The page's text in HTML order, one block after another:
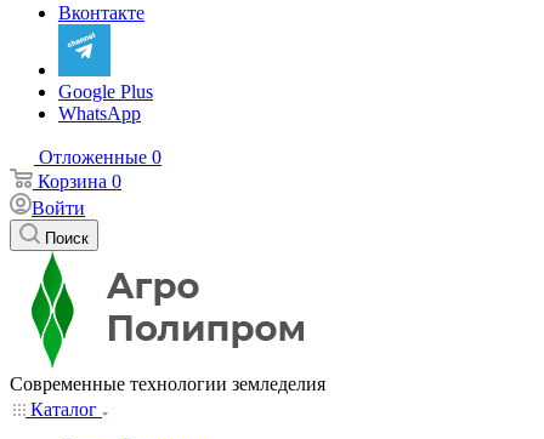
Вконтакте
Google Plus
WhatsApp
Отложенные 0
Корзина 0
Войти
Поиск
Современные технологии земледелия
Каталог